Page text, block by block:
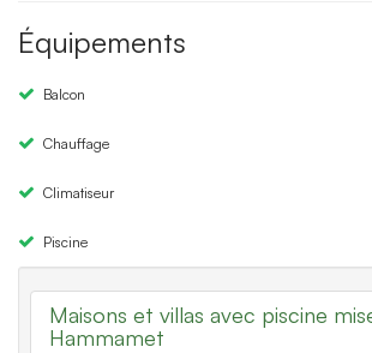
Équipements
Balcon
Chauffage
Climatiseur
Piscine
Maisons et villas avec piscine
Hammamet